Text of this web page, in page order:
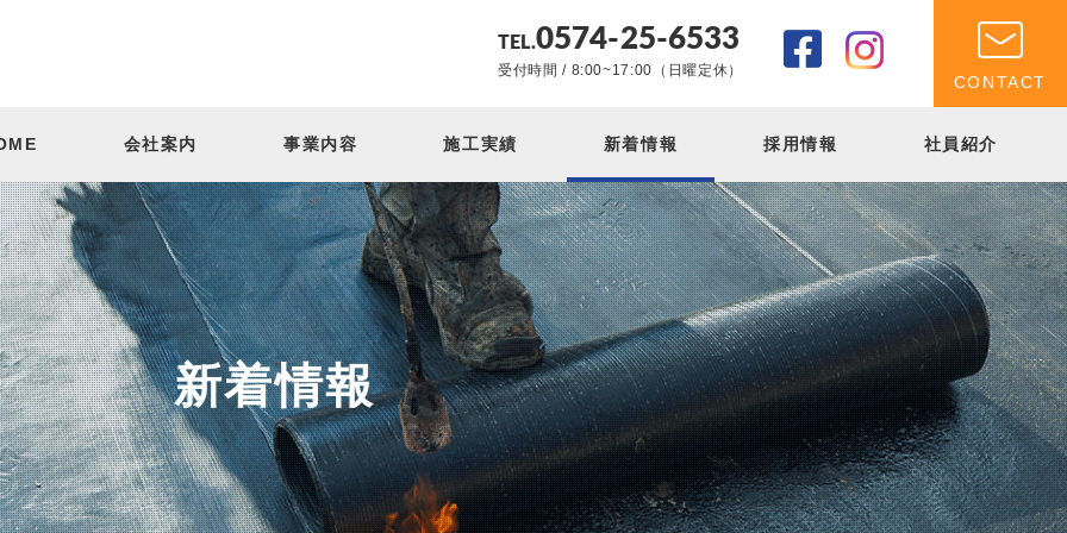
TEL.0574-25-6533
受付時間 / 8:00~17:00（日曜定休）
CONTACT
会社案内 事業内容 施工実績 新着情報 採用情報 社員紹介
新着情報